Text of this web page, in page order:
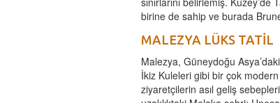
birine de sahip ve burada
MALEZYA LÜKS TATİL
Malezya, Güneydoğu
İkiz Kuleleri gibi bir çok
ziyaretçilerin asıl geliş